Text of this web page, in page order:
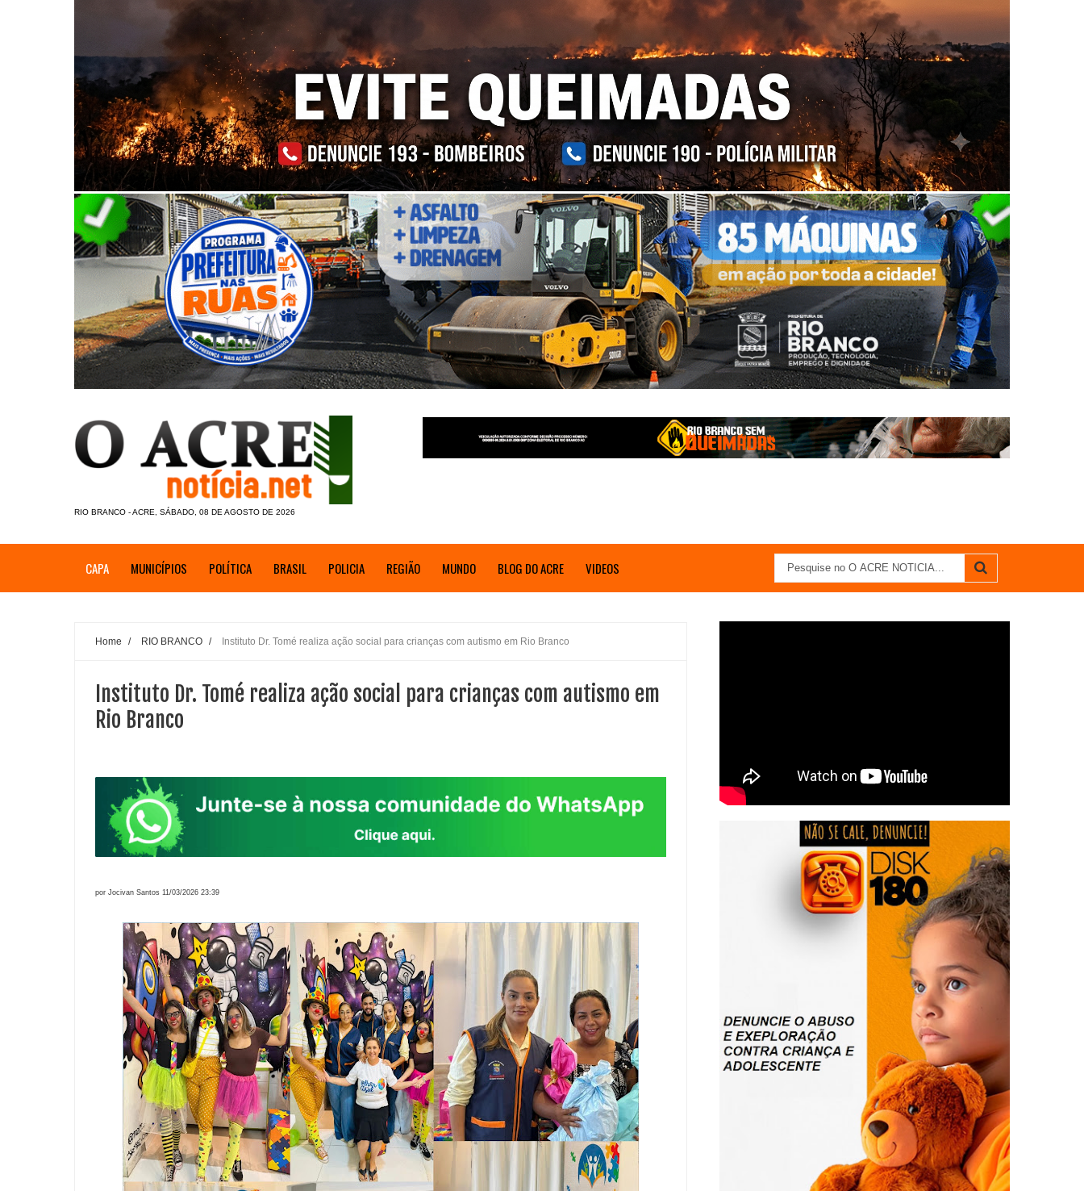
RIO BRANCO - ACRE, SÁBADO, 08 DE AGOSTO DE 2026
CAPA MUNICÍPIOS POLÍTICA BRASIL POLICIA REGIÃO MUNDO BLOG DO ACRE VIDEOS
Home / RIO BRANCO / Instituto Dr. Tomé realiza ação social para crianças com autismo em Rio Branco
Instituto Dr. Tomé realiza ação social para crianças com autismo em
Rio Branco
por Jocivan Santos 11/03/2026 23:39